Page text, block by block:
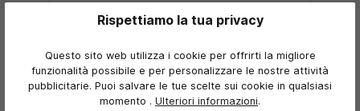
Lontano
Prezzo escl. I.V.A.
Informazioni sul prodotto
Rispettiamo la tua privacy
Questo sito web utilizza i cookie per offrirti la migliore
funzionalità possibile e per personalizzare le nostre attività
pubblicitarie. Puoi salvare le tue scelte sui cookie in qualsiasi
momento . Ulteriori informazioni.